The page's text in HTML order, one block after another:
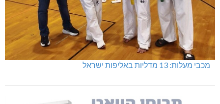
מכבי מעלות: 13 מדליות באליפות ישראל